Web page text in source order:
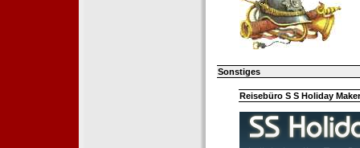
Sonstiges
Reisebüro S S Holiday